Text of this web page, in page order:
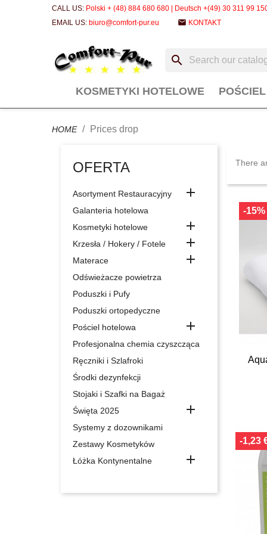
CALL US: Polski + (48) 884 680 680 | Deutsch +(49) 30 311 99
EMAIL US: biuro@comfort-pur.eu email KONTAKT
search
KOSMETYKI HOTELOWE
HOME Prices drop
OFERTA
Asortyment Restauracyjny 
Galanteria hotelowa
Kosmetyki hotelowe

Krzesła / Hokery / Fotele 
Materace 
Odświeżacze powietrza
Poduszki i Pufy
Poduszki ortopedyczne
Pościel hotelowa

Profesjonalna chemia czyszcząca
Ręczniki i Szlafroki
Środki dezynfekcji
Stojaki i Szafki na Bagaż
Święta 2025

Systemy z dozownikami
Zestawy Kosmetyków
Łóżka Kontynentalne

There
-15%
-1,23